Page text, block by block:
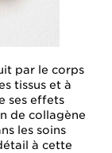
par le corps
tissus et à
ses effets
de collagène
les soins
à cette